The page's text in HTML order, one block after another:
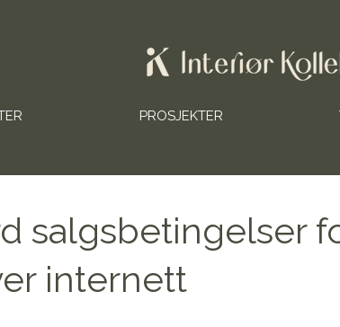
PROSJEKTER
salgsbetingelser
internett